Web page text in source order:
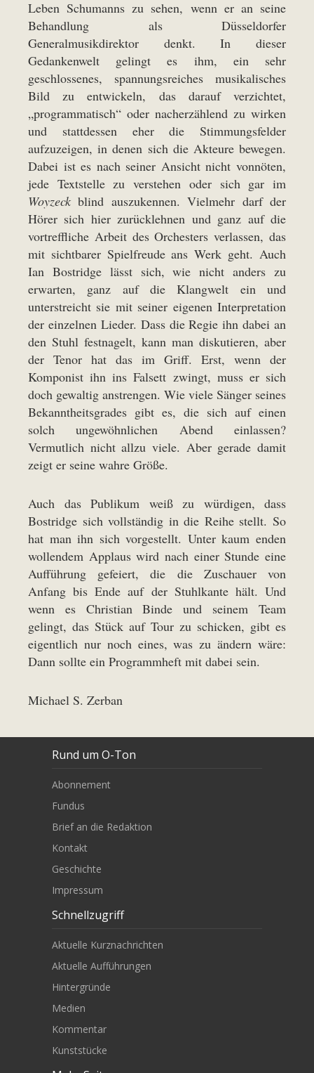
Leben Schumanns zu sehen, wenn er an seine
Behandlung als Düsseldorfer
Generalmusikdirektor denkt. In dieser
Gedankenwelt gelingt es ihm, ein sehr
geschlossenes, spannungsreiches musikalisches
Bild zu entwickeln, das darauf verzichtet,
„programmatisch“ oder nacherzählend zu wirken
und stattdessen eher die Stimmungsfelder
aufzuzeigen, in denen sich die Akteure bewegen.
Dabei ist es nach seiner Ansicht nicht vonnöten,
jede Textstelle zu verstehen oder sich gar im
Woyzeck blind auszukennen. Vielmehr darf der
Hörer sich hier zurücklehnen und ganz auf die
vortreffliche Arbeit des Orchesters verlassen, das
mit sichtbarer Spielfreude ans Werk geht. Auch
Ian Bostridge lässt sich, wie nicht anders zu
erwarten, ganz auf die Klangwelt ein und
unterstreicht sie mit seiner eigenen Interpretation
der einzelnen Lieder. Dass die Regie ihn dabei an
den Stuhl festnagelt, kann man diskutieren, aber
der Tenor hat das im Griff. Erst, wenn der
Komponist ihn ins Falsett zwingt, muss er sich
doch gewaltig anstrengen. Wie viele Sänger seines
Bekanntheitsgrades gibt es, die sich auf einen
solch ungewöhnlichen Abend einlassen?
Vermutlich nicht allzu viele. Aber gerade damit
zeigt er seine wahre Größe.
Auch das Publikum weiß zu würdigen, dass
Bostridge sich vollständig in die Reihe stellt. So
hat man ihn sich vorgestellt. Unter kaum enden
wollendem Applaus wird nach einer Stunde eine
Aufführung gefeiert, die die Zuschauer von
Anfang bis Ende auf der Stuhlkante hält. Und
wenn es Christian Binde und seinem Team
gelingt, das Stück auf Tour zu schicken, gibt es
eigentlich nur noch eines, was zu ändern wäre:
Dann sollte ein Programmheft mit dabei sein.
Michael S. Zerban
Rund um O-Ton
Abonnement
Fundus
Brief an die Redaktion
Kontakt
Geschichte
Impressum
Schnellzugriff
Aktuelle Kurznachrichten
Aktuelle Aufführungen
Hintergründe
Medien
Kommentar
Kunststücke